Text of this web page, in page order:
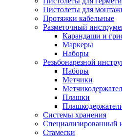
Пистолеты для
Протяжки кабельные
Разметочный
Карандаши и
Маркеры
Наборы
Резьбонарезной
Наборы
Метчики
Плашки
Системы хранения
Специализированный
Стамески